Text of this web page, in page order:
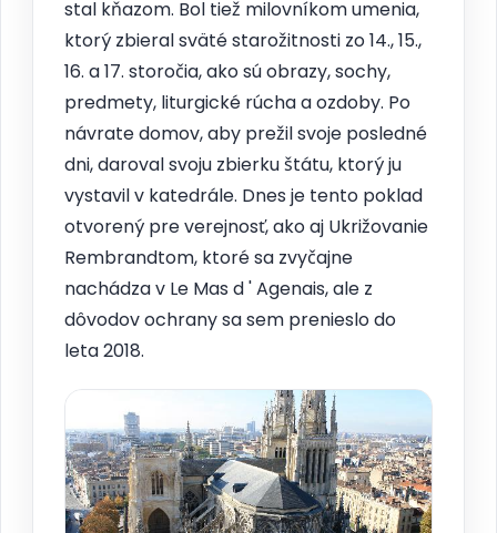
stal kňazom. Bol tiež milovníkom umenia,
ktorý zbieral sväté starožitnosti zo 14., 15.,
16. a 17. storočia, ako sú obrazy, sochy,
predmety, liturgické rúcha a ozdoby. Po
návrate domov, aby prežil svoje posledné
dni, daroval svoju zbierku štátu, ktorý ju
vystavil v katedrále. Dnes je tento poklad
otvorený pre verejnosť, ako aj Ukrižovanie
Rembrandtom, ktoré sa zvyčajne
nachádza v Le Mas d ' Agenais, ale z
dôvodov ochrany sa sem prenieslo do
leta 2018.